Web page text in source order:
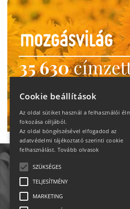
35 630
heti motiváció
Ne maradj le!
Cookie beállítások
Az oldal sütiket használ a felhasználói
fokozása céljából.
Az oldal böngészésével elfogadod az
adatvédelmi tájékoztató szerinti cookie
felhasználást. Tovább olvasok
SZÜKSÉGES
TELJESÍTMÉNY
MARKETING